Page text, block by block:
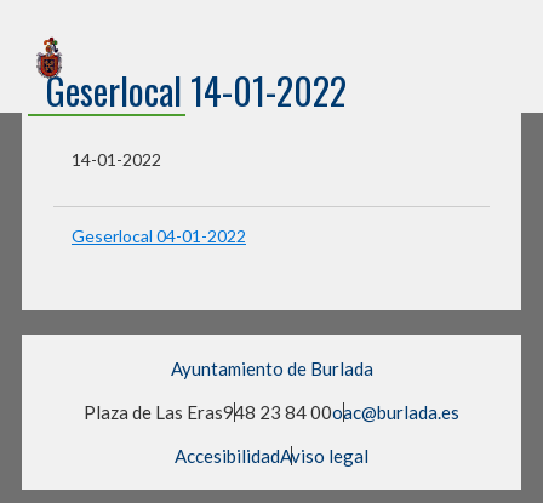
Ayuntamiento de Burlada
Geserlocal 14-01-2022
14-01-2022
Geserlocal 04-01-2022
Ayuntamiento de Burlada
Plaza de Las Eras948 23 84 00oac@burlada.es
AccesibilidadAviso legal